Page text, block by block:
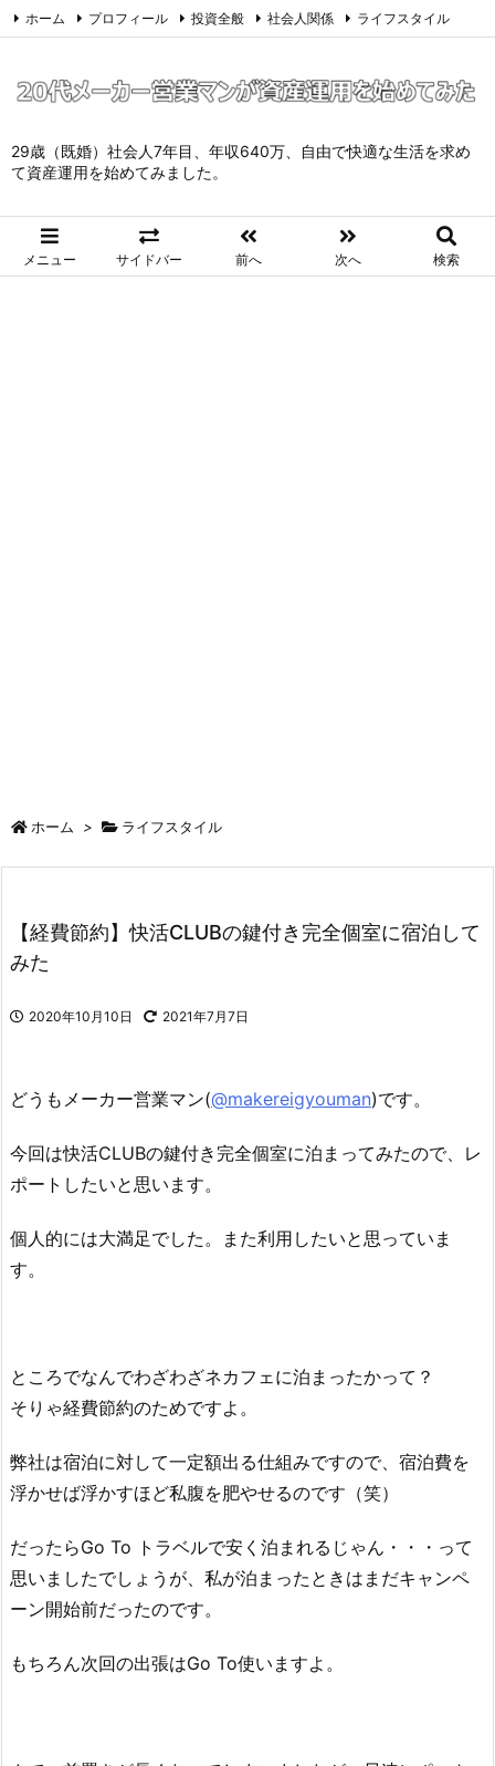
29歳（既婚）社会人7年目、年収640万、自由で快適な生活を求め
て資産運用を始めてみました。
メニュー サイドバー 前へ 次へ 検索
ホーム プロフィール 投資全般 社会人関係 ライフスタイル
Feedly
ホーム > ライフスタイル
【経費節約】快活CLUBの鍵付き完全個室に宿泊して
みた
2020年10月10日 2021年7月7日
どうもメーカー営業マン(@makereigyouman)です。
今回は快活CLUBの鍵付き完全個室に泊まってみたので、レ
ポートしたいと思います。
個人的には大満足でした。また利用したいと思っていま
す。
ところでなんでわざわざネカフェに泊まったかって？
そりゃ経費節約のためですよ。
弊社は宿泊に対して一定額出る仕組みですので、宿泊費を
浮かせば浮かすほど私腹を肥やせるのです（笑）
だったらGo To トラベルで安く泊まれるじゃん・・・って
思いましたでしょうが、私が泊まったときはまだキャンペ
ーン開始前だったのです。
もちろん次回の出張はGo To使いますよ。